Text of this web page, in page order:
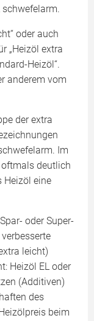
schwefelarm.
oder auch
„Heizöl extra
Heizöl“.
anderem vom
der extra
Im
deutlich
Heizöl eine
oder Super-
leicht)
Heizöl EL oder
(Additiven)
des
beim